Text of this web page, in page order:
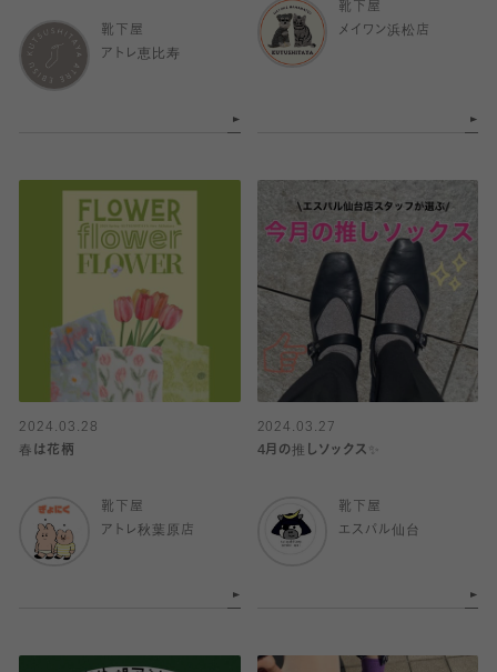
靴下屋
アトレ恵比寿
靴下屋
メイワン浜松店
2024.03.28
春は花柄
靴下屋
アトレ秋葉原店
2024.03.27
4月の推しソックス✨
靴下屋
エスパル仙台